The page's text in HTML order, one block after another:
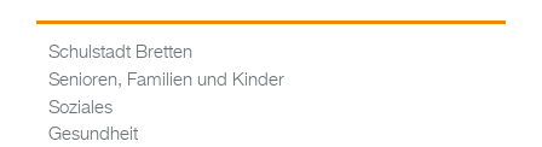
Schulstadt Bretten
Senioren, Familien und Kinder
Soziales
Gesundheit